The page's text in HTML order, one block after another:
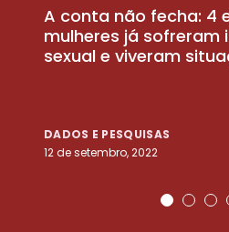
A conta não fecha: 4
mulheres já sofreram
sexual e viveram
DADOS E PESQUISAS
12 de setembro, 2022